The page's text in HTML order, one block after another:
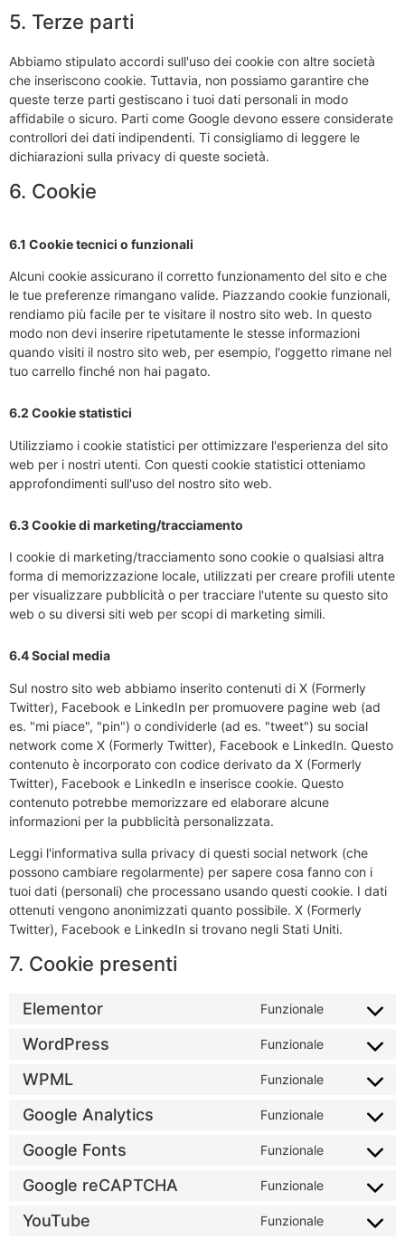
5. Terze parti
Abbiamo stipulato accordi sull'uso dei cookie con altre società
che inseriscono cookie. Tuttavia, non possiamo garantire che
queste terze parti gestiscano i tuoi dati personali in modo
affidabile o sicuro. Parti come Google devono essere considerate
controllori dei dati indipendenti. Ti consigliamo di leggere le
dichiarazioni sulla privacy di queste società.
6. Cookie
6.1 Cookie tecnici o funzionali
Alcuni cookie assicurano il corretto funzionamento del sito e che
le tue preferenze rimangano valide. Piazzando cookie funzionali,
rendiamo più facile per te visitare il nostro sito web. In questo
modo non devi inserire ripetutamente le stesse informazioni
quando visiti il nostro sito web, per esempio, l'oggetto rimane nel
tuo carrello finché non hai pagato.
6.2 Cookie statistici
Utilizziamo i cookie statistici per ottimizzare l'esperienza del sito
web per i nostri utenti. Con questi cookie statistici otteniamo
approfondimenti sull'uso del nostro sito web.
6.3 Cookie di marketing/tracciamento
I cookie di marketing/tracciamento sono cookie o qualsiasi altra
forma di memorizzazione locale, utilizzati per creare profili utente
per visualizzare pubblicità o per tracciare l'utente su questo sito
web o su diversi siti web per scopi di marketing simili.
6.4 Social media
Sul nostro sito web abbiamo inserito contenuti di X (Formerly
Twitter), Facebook e LinkedIn per promuovere pagine web (ad
es. "mi piace", "pin") o condividerle (ad es. "tweet") su social
network come X (Formerly Twitter), Facebook e LinkedIn. Questo
contenuto è incorporato con codice derivato da X (Formerly
Twitter), Facebook e LinkedIn e inserisce cookie. Questo
contenuto potrebbe memorizzare ed elaborare alcune
informazioni per la pubblicità personalizzata.
Leggi l'informativa sulla privacy di questi social network (che
possono cambiare regolarmente) per sapere cosa fanno con i
tuoi dati (personali) che processano usando questi cookie. I dati
ottenuti vengono anonimizzati quanto possibile. X (Formerly
Twitter), Facebook e LinkedIn si trovano negli Stati Uniti.
7. Cookie presenti
Elementor Funzionale
WordPress Funzionale
WPML Funzionale
Google Analytics Funzionale
Google Fonts Funzionale
Google reCAPTCHA Funzionale
YouTube Funzionale